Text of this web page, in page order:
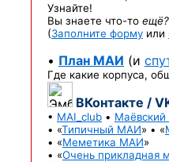
Узнайте!
Вы знаете что-то
(Заполните форму или
• План МАИ (и
Где какие корпуса,
ВКонтакте /
• MAI_club • Маёвский
• «Типичный МАИ» • «
• «Меметика МАИ»
• «Очень прикладная